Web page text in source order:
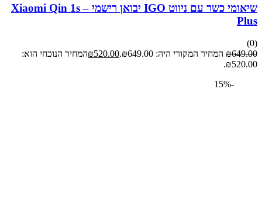
שיאומי כשר עם ניווט IGO יבואן רישמי – Xiaomi Qin 1s
₪ המחיר המקורי היה: ₪649.00. ₪520.00 המחיר הנוכחי הוא: